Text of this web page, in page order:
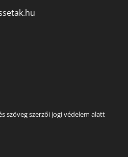
szöveg szerzői jogi védelem alatt